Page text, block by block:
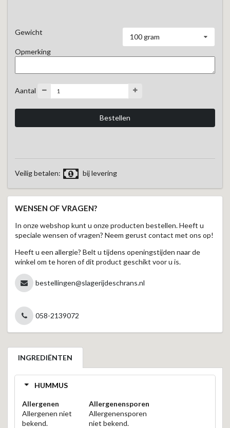
Gewicht
100 gram
Opmerking
Aantal
Veilig betalen: bij levering
WENSEN OF VRAGEN?
In onze webshop kunt u onze producten bestellen. Heeft u
speciale wensen of vragen? Neem gerust contact met ons op!
Heeft u een allergie? Belt u tijdens openingstijden naar de
winkel om te horen of dit product geschikt voor u is.
bestellingen@slagerijdeschrans.nl
058-2139072
INGREDIËNTEN
HUMMUS
Allergenen
Allergenen niet
bekend.
Allergenensporen
Allergenensporen
niet bekend.